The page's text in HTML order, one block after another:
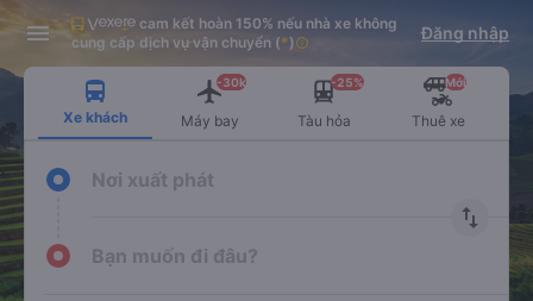
Tải app Vexere ngay!
Nhận ưu đãi thành viên độc
quyền
Mở app
Tải app Vexere
-30k/ghế khi đặt vé máy bay qua
app
Mở app
cam kết hoàn 150% nếu nhà xe không
cung cấp dịch vụ vận chuyển (* )info Đăng nhập
Xe khách Máy bay
-30k
Tàu hỏa
-25%
Thuê xe
Mới
Nơi xuất phát
import_export
Bạn muốn đi đâu?